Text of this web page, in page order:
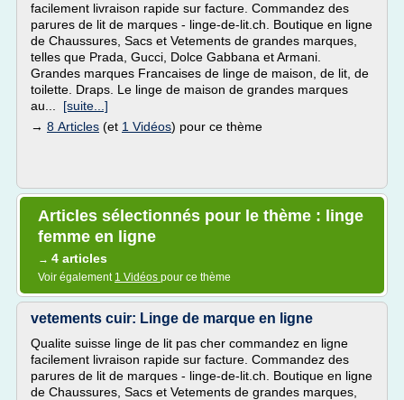
facilement livraison rapide sur facture. Commandez des
parures de lit de marques - linge-de-lit.ch. Boutique en ligne
de Chaussures, Sacs et Vetements de grandes marques,
telles que Prada, Gucci, Dolce Gabbana et Armani.
Grandes marques Francaises de linge de maison, de lit, de
toilette. Draps. Le linge de maison de grandes marques
au... [suite...]
→ 8 Articles (et 1 Vidéos) pour ce thème
Articles sélectionnés pour le thème : linge
femme en ligne
→ 4 articles
Voir également 1 Vidéos pour ce thème
vetements cuir: Linge de marque en ligne
Qualite suisse linge de lit pas cher commandez en ligne
facilement livraison rapide sur facture. Commandez des
parures de lit de marques - linge-de-lit.ch. Boutique en ligne
de Chaussures, Sacs et Vetements de grandes marques,